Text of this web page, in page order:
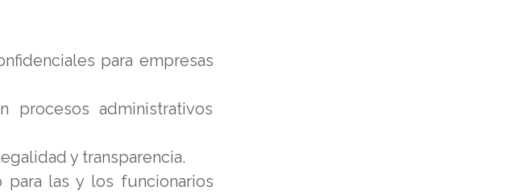
para empresas
procesos administrativos
y transparencia.
las y los funcionarios